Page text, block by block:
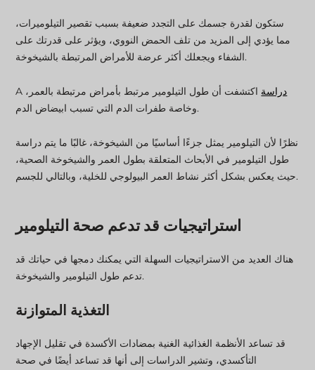
ستكون لقدرة جسمك على التجدد ضعيفة بسبب تقصير التيلوميرات،
مما يؤدي إلى المزيد من تلف الحمض النووي، ويؤثر على قدرتك على
الشفاء ويجعلك أكثر عرضة للأمراض المرتبطة بالشيخوخة.
A دراسة اكتشفت أن طول التيلومير مرتبط بأمراض مرتبطة بالعمر،
وخاصة طفرات الدم التي تسبب ابيضاض الدم.
نظرًا لأن التيلومير يمثل جزءًا أساسيًا من الشيخوخة، غالبًا ما يتم دراسة
طول التيلومير في الأبحاث المتعلقة بطول العمر والشيخوخة الصحية،
حيث يعكس بشكل أكثر نشاط العمر البيولوجي للخلية، وبالتالي للجسم.
استراتيجيات قد تدعم صحة التيلومير
هناك العديد من الاستراتيجيات السهلة التي يمكنك دمجها في حياتك قد
تدعم طول التيلومير والشيخوخة.
التغذية المتوازنة
قد تساعد الأنظمة الغذائية الغنية بمضادات الأكسدة في تقليل الإجهاد
التأكسدي، وتشير الدراسات إلى أنها قد تساعد أيضًا في صحة